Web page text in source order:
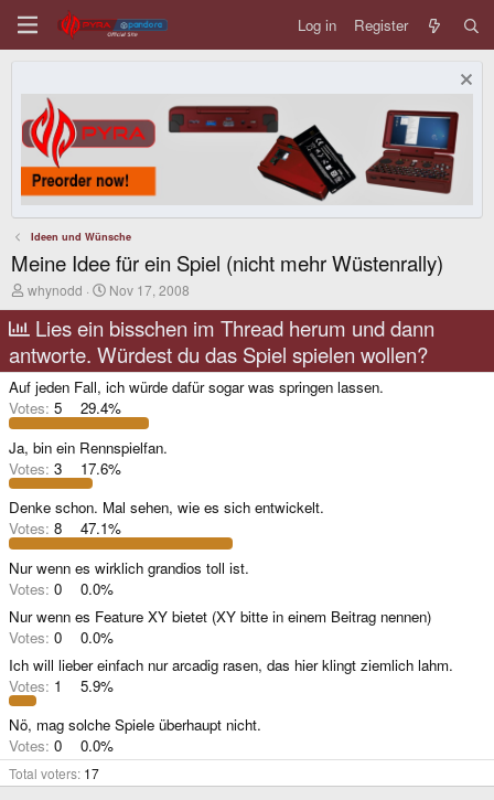
Log in Register
Ideen und Wünsche
Meine Idee für ein Spiel (nicht mehr Wüstenrally)
T
e
a
d
s
t
a
t
e
r
whynodd
S
a
r
t
d
a
t
e
Nov 17, 2008
Lies ein bisschen im Thread herum und dann
antworte. Würdest du das Spiel spielen wollen?
Auf jeden Fall, ich würde dafür sogar was springen lassen.
Votes: 5
29.4%
Ja, bin ein Rennspielfan.
Votes: 3
17.6%
Denke schon. Mal sehen, wie es sich entwickelt.
Votes: 8
47.1%
Nur wenn es wirklich grandios toll ist.
Votes: 0
0.0%
Nur wenn es Feature XY bietet (XY bitte in einem Beitrag nennen)
Votes: 0
0.0%
Ich will lieber einfach nur arcadig rasen, das hier klingt ziemlich lahm.
Votes: 1
5.9%
Nö, mag solche Spiele überhaupt nicht.
Votes: 0 0.0%
Total voters 17